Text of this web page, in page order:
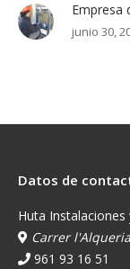
Empresa
junio 30,
Datos de
Huta Instalaciones
Carrer
961 93 16 51